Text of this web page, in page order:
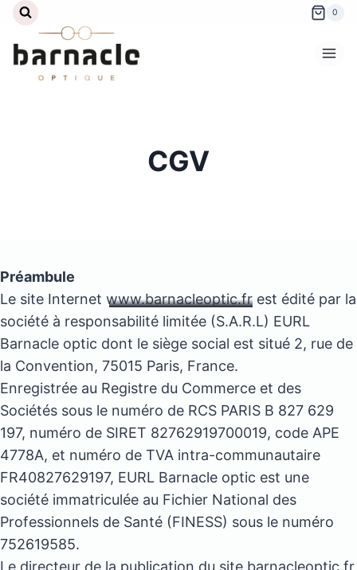
Aller
contenu
0
CGV
Préambule
Le site Internetwww.barnacleoptic.fr est édité par la
société à responsabilité limitée (S.A.R.L) EURL
Barnacle optic dont le siège social est situé 2, rue de
la Convention, 75015 Paris, France.
Enregistrée au Registre du Commerce et des
Sociétés sous le numéro de RCS PARIS B 827 629
197, numéro de SIRET 82762919700019, code APE
4778A, et numéro de TVA intra-communautaire
FR40827629197, EURL Barnacle optic est une
société immatriculée au Fichier National des
Professionnels de Santé (FINESS) sous le numéro
752619585.
Le directeur de la publication du site barnacleoptic.fr